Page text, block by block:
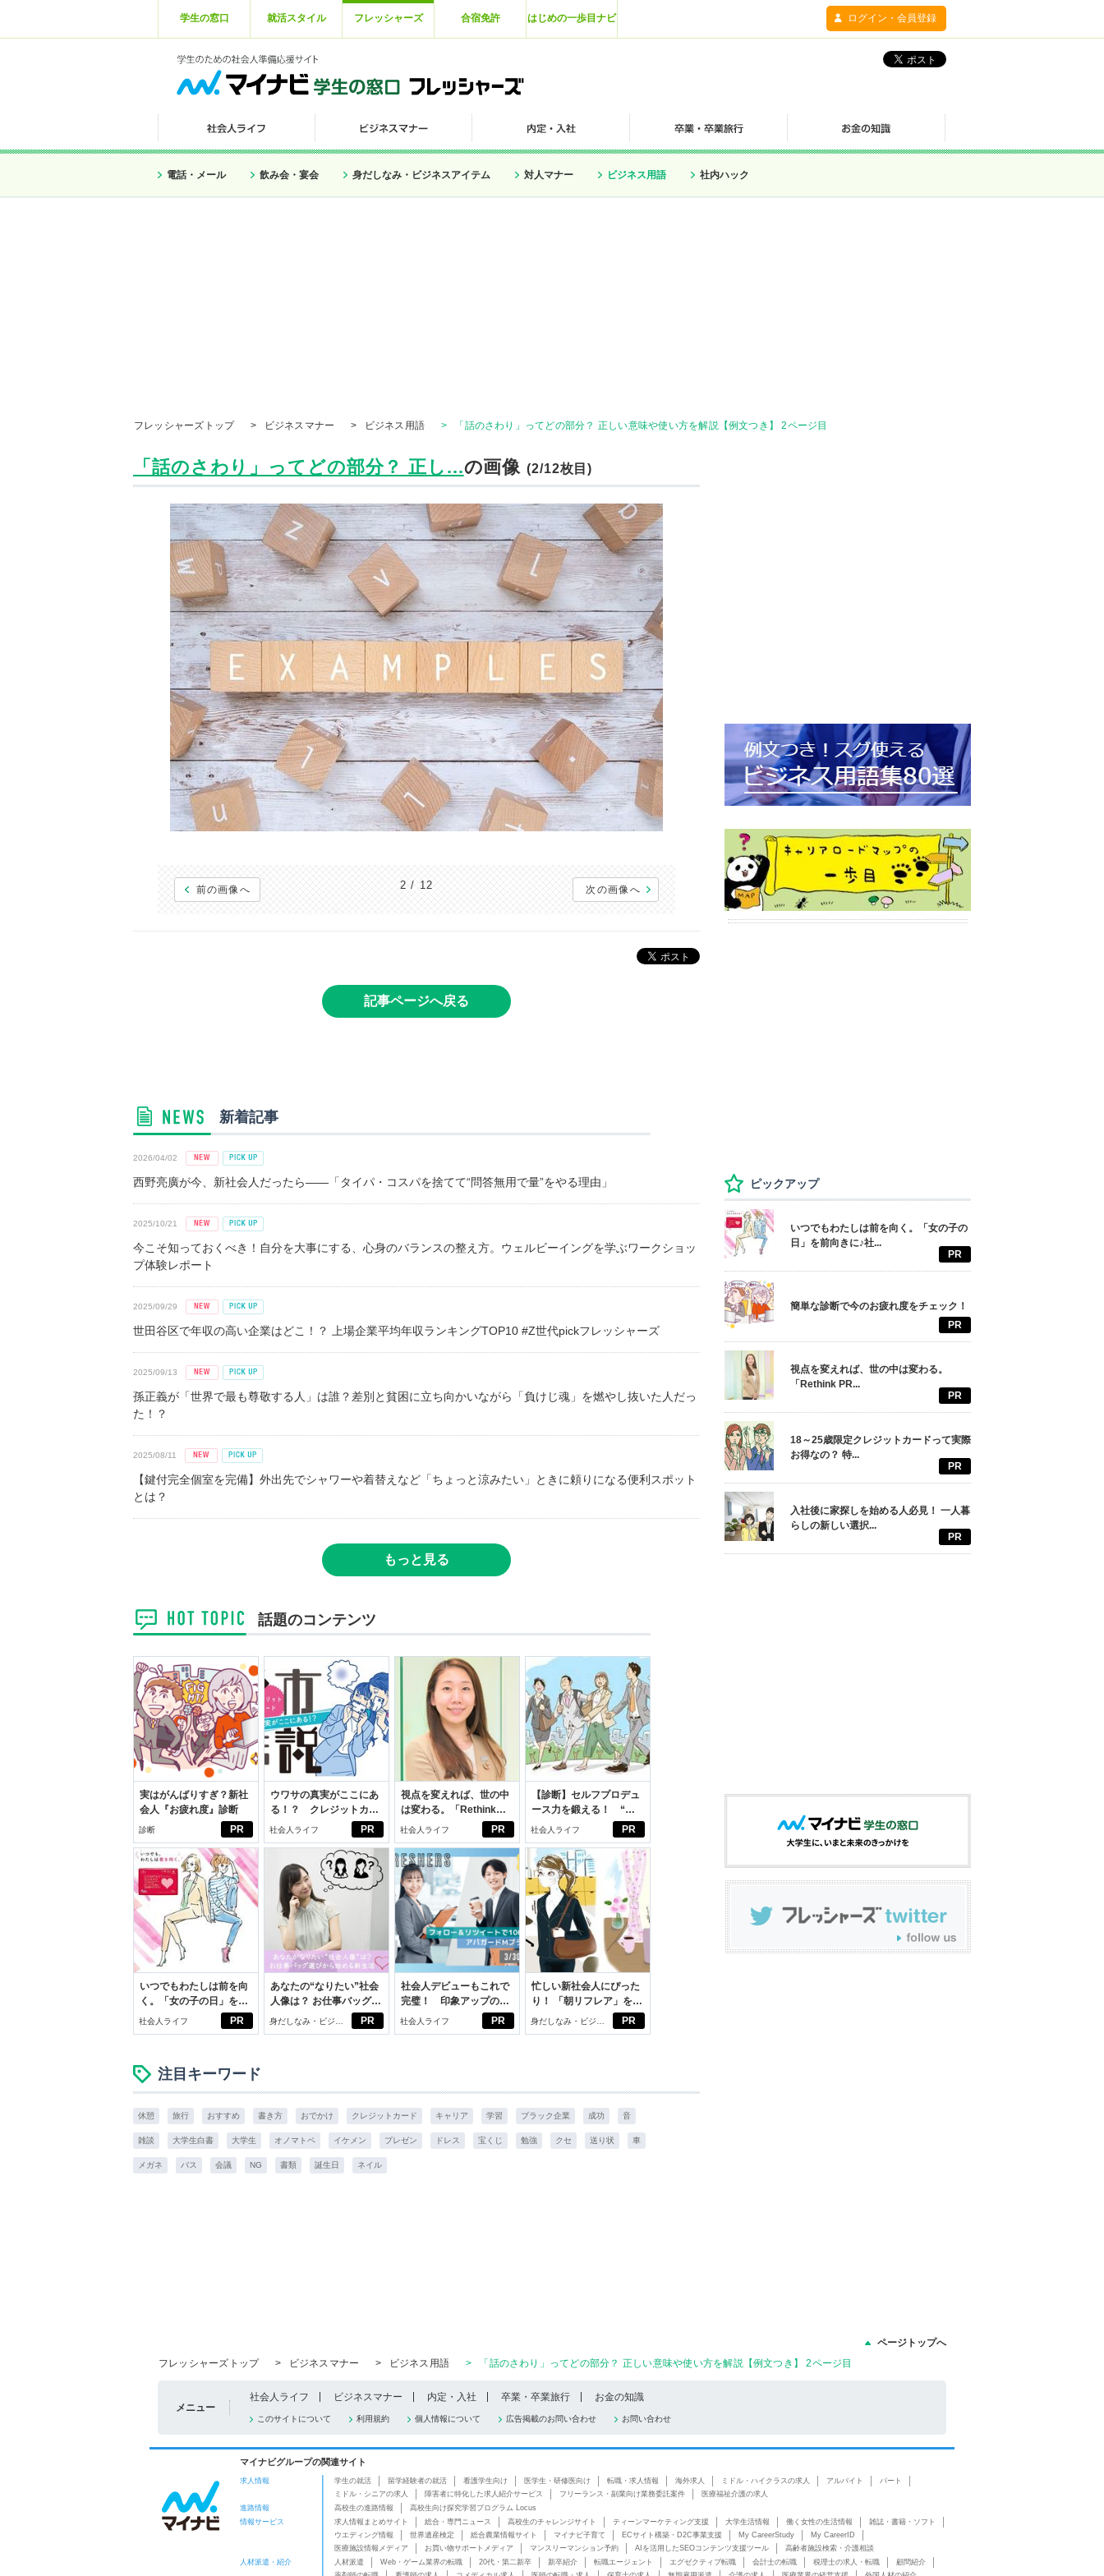
学生の窓口 就活スタイル フレッシャーズ 合宿免許 はじめの一歩目ナビ ログイン・会員登録
電話・メール 飲み会・宴会 身だしなみ・ビジネスアイテム 対人マナー ビジネス用語 社内ハック
フレッシャーズトップ > ビジネスマナー > ビジネス用語 > 「話のさわり」ってどの部分？ 正しい意味や使い方を解説【例文つき】 2ページ目
「話のさわり」ってどの部分？ 正し...の画像(2/12枚目)
前の画像へ 2 / 12 次の画像へ
記事ページへ戻る
新着記事
2026/04/02
西野亮廣が今、新社会人だったら――「タイパ・コスパを捨てて“問答無用で量”をやる理由」
2025/10/21
今こそ知っておくべき！自分を大事にする、心身のバランスの整え方。ウェルビーイングを学ぶワークショッ
プ体験レポート
2025/09/29
世田谷区で年収の高い企業はどこ！？ 上場企業平均年収ランキングTOP10 #Z世代pickフレッシャーズ
2025/09/13
孫正義が「世界で最も尊敬する人」は誰？差別と貧困に立ち向かいながら「負けじ魂」を燃やし抜いた人だっ
た！？
2025/08/11
【鍵付完全個室を完備】外出先でシャワーや着替えなど「ちょっと涼みたい」ときに頼りになる便利スポット
とは？
もっと見る
話題のコンテンツ
PR
実はがんばりすぎ？新社
会人『お疲れ度』診断
診断 PR
ウワサの真実がここにあ
る！？ クレジットカー
ドの都市伝説
社会人ライフ PR
視点を変えれば、世の中
は変わる。「Rethink
PROJECT」がつたえた
社会人ライフ PR
【診断】セルフプロデュ
ース力を鍛える！ “ジ
ブン観”診断
社会人ライフ
PR
いつでもわたしは前を向
く。「女の子の日」を前
向きに♪社会人エリ・大
社会人ライフ PR
あなたの“なりたい”社会
人像は？ お仕事バッグ選
びから始める新生活
身だしなみ・ビジネ
スアイテム
PR
社会人デビューもこれで
完璧！ 印象アップのセ
ルフプロデュース術
社会人ライフ PR
忙しい新社会人にぴった
り！ 「朝リフレア」をは
じめよう。しっかりニオ
イケアして24時間快適。
身だしなみ・ビジネ
スアイテム
注目キーワード
休憩 旅行 おすすめ 書き方 おでかけ クレジットカード キャリア 学習 ブラック企業 成功 音
雑談 大学生白書 大学生 オノマトペ イケメン プレゼン ドレス 宝くじ 勉強 クセ 送り状 車
メガネ バス 会議 NG 書類 誕生日 ネイル
ピックアップ
いつでもわたしは前を向く。「女の子の
日」を前向きに♪社...
PR
簡単な診断で今のお疲れ度をチェック！
PR
視点を変えれば、世の中は変わる。
「Rethink PR...
PR
18～25歳限定クレジットカードって実際
お得なの？ 特...
PR
入社後に家探しを始める人必見！ 一人暮
らしの新しい選択...
PR
ページトップへ
フレッシャーズトップ
> ビジネスマナー > ビジネス用語 > 「話のさわり」ってどの部分？ 正しい意味や使い方を解説【例文つき】 2ページ目
メニュー
社会人ライフ ビジネスマナー 内定・入社 卒業・卒業旅行 お金の知識
このサイトについて 利用規約 個人情報について 広告掲載のお問い合わせ お問い合わせ
マイナビグループの関連サイト
求人情報 学生の就活 留学経験者の就活 看護学生向け 医学生・研修医向け 転職・求人情報 海外求人 ミドル・ハイクラスの求人 アルバイト
パート
ミドル・シニアの求人
障害者に特化した求人紹介サービス フリーランス・副業向け業務委託案件
医療福祉介護の求人
進路情報
高校生の進路情報
高校生向け探究学習プログラム Locus
情報サービス
求人情報まとめサイト 総合・専門ニュース 高校生のチャレンジサイト ティーンマーケティング支援 大学生活情報 働く女性の生活情報
雑誌・書籍・ソフト
ウエディング情報
世界遺産検定 総合農業情報サイト マイナビ子育て ECサイト構築・D2C事業支援 My CareerStudy
My CareerID
医療施設情報メディア
お買い物サポートメディア マンスリーマンション予約 AIを活用したSEOコンテンツ支援ツール
高齢者施設検索・介護相談
人材派遣・紹介
人材派遣 Web・ゲーム業界の転職 20代・第二新卒 新卒紹介 転職エージェント エグゼクティブ転職 会計士の転職 税理士の求人・転職
顧問紹介